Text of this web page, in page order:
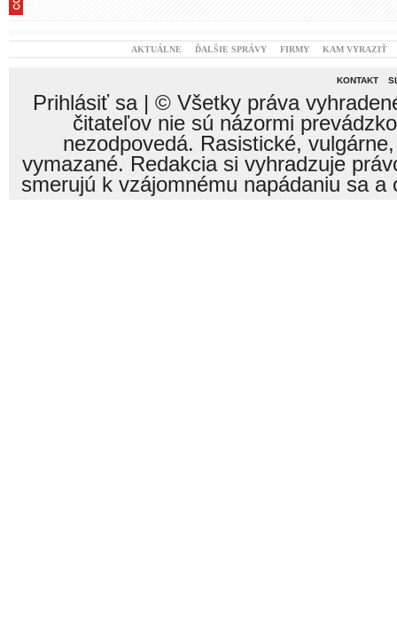
AKTUÁLNE ĎALŠIE SPRÁVY FIRMY KAM VYRAZIŤ
KONTAKT
Prihlásiť sa| © Všetky práva
čitateľov nie sú názormi
nezodpovedá. Rasistické,
vymazané. Redakcia si vyhradzuje
smerujú k vzájomnému napádaniu sa